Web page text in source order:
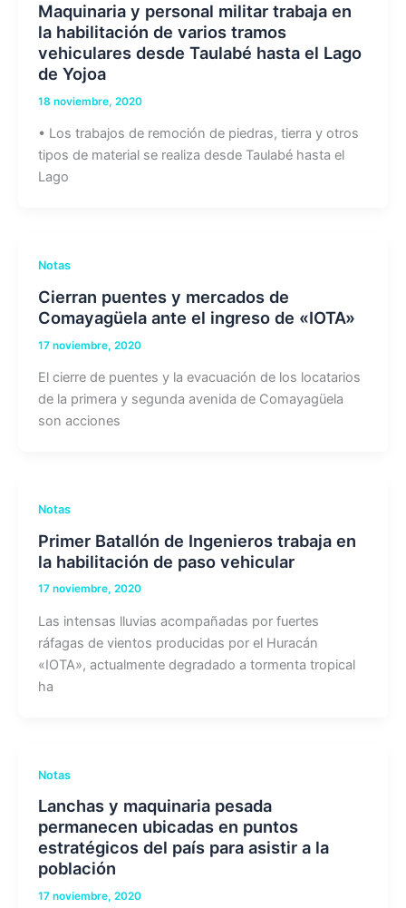
Maquinaria y personal militar trabaja en
la habilitación de varios tramos
vehiculares desde Taulabé hasta el Lago
de Yojoa
18 noviembre, 2020
• Los trabajos de remoción de piedras, tierra y otros
tipos de material se realiza desde Taulabé hasta el
Lago
Notas
Cierran puentes y mercados de
Comayagüela ante el ingreso de «IOTA»
17 noviembre, 2020
El cierre de puentes y la evacuación de los locatarios
de la primera y segunda avenida de Comayagüela
son acciones
Notas
Primer Batallón de Ingenieros trabaja en
la habilitación de paso vehicular
17 noviembre, 2020
Las intensas lluvias acompañadas por fuertes
ráfagas de vientos producidas por el Huracán
«IOTA», actualmente degradado a tormenta tropical
ha
Notas
Lanchas y maquinaria pesada
permanecen ubicadas en puntos
estratégicos del país para asistir a la
población
17 noviembre, 2020